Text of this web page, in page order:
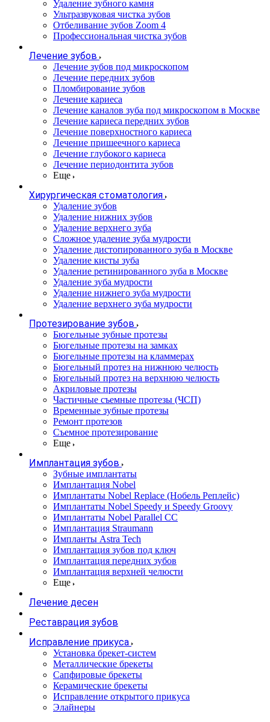
Удаление зубного камня
Ультразвуковая чистка зубов
Отбеливание зубов Zoom 4
Профессиональная чистка зубов
Лечение зубов
Лечение зубов под микроскопом
Лечение передних зубов
Пломбирование зубов
Лечение кариеса
Лечение каналов зуба под микроскопом в Москве
Лечение кариеса передних зубов
Лечение поверхностного кариеса
Лечение пришеечного кариеса
Лечение глубокого кариеса
Лечение периодонтита зубов
Еще
Хирургическая стоматология
Удаление зубов
Удаление нижних зубов
Удаление верхнего зуба
Сложное удаление зуба мудрости
Удаление дистопированного зуба в Москве
Удаление кисты зуба
Удаление ретинированного зуба в Москве
Удаление зуба мудрости
Удаление нижнего зуба мудрости
Удаление верхнего зуба мудрости
Протезирование зубов
Бюгельные зубные протезы
Бюгельные протезы на замках
Бюгельные протезы на кламмерах
Бюгельный протез на нижнюю челюсть
Бюгельный протез на верхнюю челюсть
Акриловые протезы
Частичные съемные протезы (ЧСП)
Временные зубные протезы
Ремонт протезов
Съемное протезирование
Еще
Имплантация зубов
Зубные имплантаты
Имплантация Nobel
Имплантаты Nobel Replace (Нобель Реплейс)
Имплантаты Nobel Speedy и Speedy Groovy
Имплантаты Nobel Parallel CC
Имплантация Straumann
Импланты Astra Tech
Имплантация зубов под ключ
Имплантация передних зубов
Имплантация верхней челюсти
Еще
Лечение десен
Реставрация зубов
Исправление прикуса
Установка брекет-систем
Металлические брекеты
Сапфировые брекеты
Керамические брекеты
Исправление открытого прикуса
Элайнеры